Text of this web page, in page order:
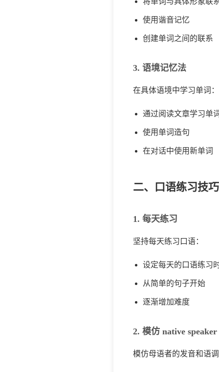
使用谐音记忆
创建单词之间的联系
3. 语境记忆法
在具体语境中学习单词：
通过阅读文章学习单词
使用单词造句
在对话中使用新单词
二、口语练习技巧
1. 每天练习
坚持每天练习口语：
设定每天的口语练习
从简单的句子开始
逐渐增加难度
2. 模仿 native speaker
模仿母语者的发音和语调